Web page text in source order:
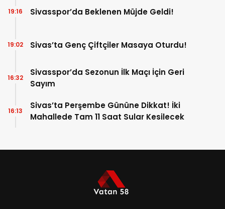
Sivasspor’da Beklenen Müjde Geldi!
19:16
Sivas’ta Genç Çiftçiler Masaya Oturdu!
19:02
Sivasspor’da Sezonun İlk Maçı İçin Geri
Sayım
16:32
Sivas’ta Perşembe Gününe Dikkat! İki
Mahallede Tam 11 Saat Sular Kesilecek
16:13